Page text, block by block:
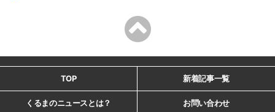
TOP 新着記事一覧
くるまのニュースとは？ お問い合わせ